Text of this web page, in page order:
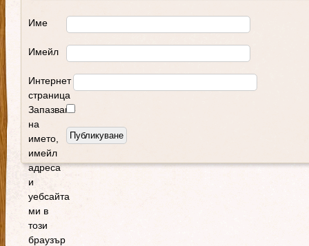
Име
Имейл
Интернет
страница
Запазване
на
името,
имейл
адреса
и
уебсайта
ми в
този
браузър